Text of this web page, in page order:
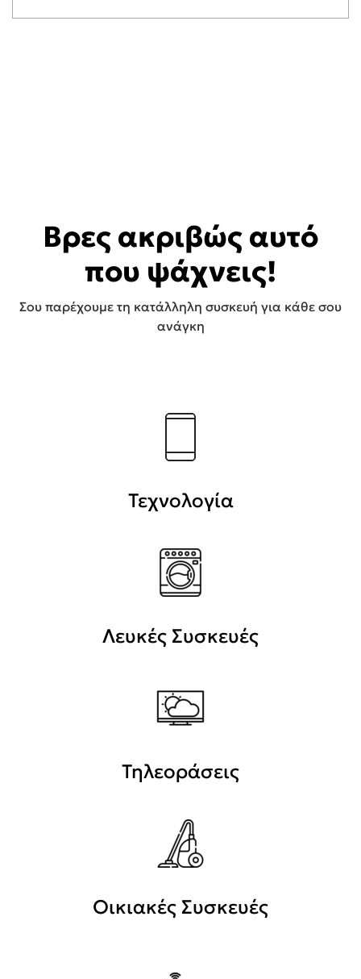
Βρες ακριβώς αυτό
που ψάχνεις!
Σου παρέχουμε τη κατάλληλη συσκευή για κάθε σου
ανάγκη
Τεχνολογία
Λευκές Συσκευές
Τηλεοράσεις
Οικιακές Συσκευές